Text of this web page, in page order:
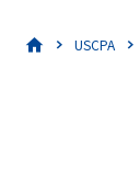
USCPA